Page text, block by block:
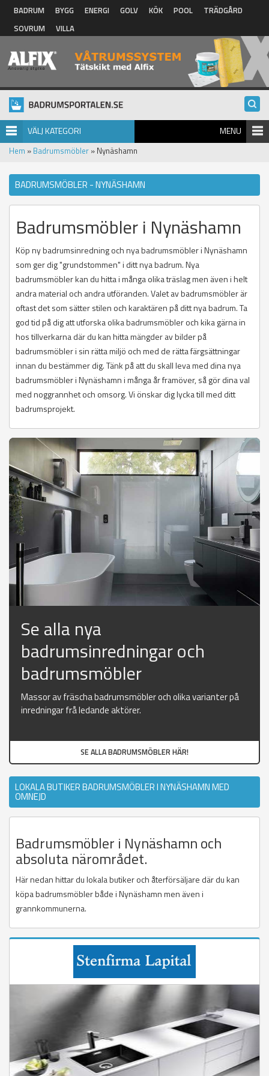
Hoppa till huvudinnehåll
BADRUM BYGG ENERGI GOLV KÖK POOL
TRÄDGÅRD
SOVRUM
VILLA
VÄLJ KATEGORI MENU
Hem » Badrumsmöbler » Nynäshamn
BADRUMSMÖBLER - NYNÄSHAMN
Badrumsmöbler i Nynäshamn
Köp ny badrumsinredning och nya badrumsmöbler i Nynäshamn
som ger dig "grundstommen" i ditt nya badrum. Nya
badrumsmöbler kan du hitta i många olika träslag men även i helt
andra material och andra utföranden. Valet av badrumsmöbler är
oftast det som sätter stilen och karaktären på ditt nya badrum. Ta
god tid på dig att utforska olika badrumsmöbler och kika gärna in
hos tillverkarna där du kan hitta mängder av bilder på
badrumsmöbler i sin rätta miljö och med de rätta färgsättningar
innan du bestämmer dig. Tänk på att du skall leva med dina nya
badrumsmöbler i Nynäshamn i många år framöver, så gör dina val
med noggrannhet och omsorg. Vi önskar dig lycka till med ditt
badrumsprojekt.
Se alla nya
badrumsinredningar och
badrumsmöbler
Massor av fräscha badrumsmöbler och olika varianter på
inredningar frå ledande aktörer.
SE ALLA BADRUMSMÖBLER HÄR!
LOKALA BUTIKER BADRUMSMÖBLER I NYNÄSHAMN MED
OMNEJD
Badrumsmöbler i Nynäshamn och
absoluta närområdet.
Här nedan hittar du lokala butiker och återförsäljare där du kan
köpa badrumsmöbler både i Nynäshamn men även i
grannkommunerna.